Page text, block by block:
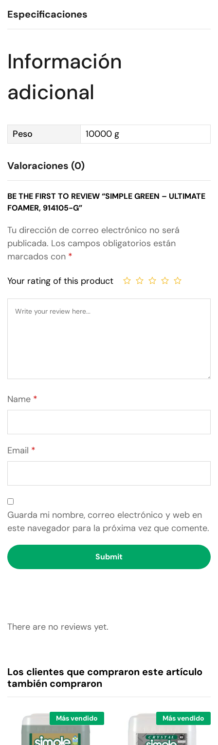
Especificaciones
Información
adicional
Peso 10000 g
Valoraciones (0)
BE THE FIRST TO REVIEW “SIMPLE GREEN – ULTIMATE
FOAMER, 914105-G”
Tu dirección de correo electrónico no será
publicada. Los campos obligatorios están
marcados con *
Your rating of this product
Name *
Email *
Guarda mi nombre, correo electrónico y web en
este navegador para la próxima vez que comente.
There are no reviews yet.
Los clientes que compraron este artículo
también compraron
Más vendido Más vendido